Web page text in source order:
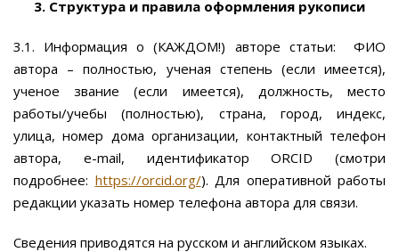
3. Структура и правила оформления рукописи
3.1. Информация о (КАЖДОМ!) авторе статьи: ФИО
автора – полностью, ученая степень (если имеется),
ученое звание (если имеется), должность, место
работы/учебы (полностью), страна, город, индекс,
улица, номер дома организации, контактный телефон
автора, e-mail, идентификатор ORCID (смотри
подробнее: https://orcid.org/). Для оперативной работы
редакции указать номер телефона автора для связи.
Сведения приводятся на русском и английском языках.